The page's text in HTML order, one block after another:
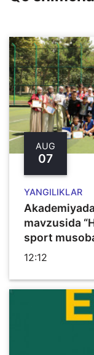
AUG
07
YANGILIKLAR
mavzusida
sport
12:12